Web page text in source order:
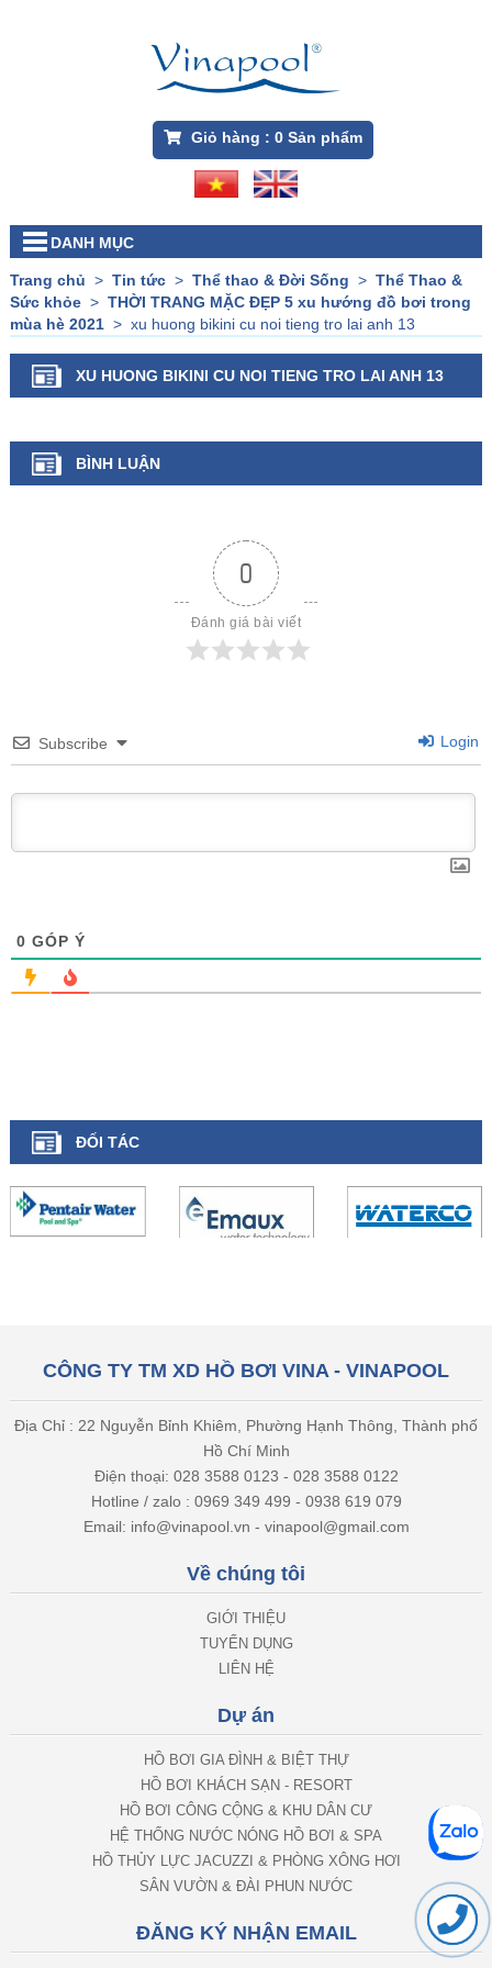
Giỏ hàng : 0Sản phẩm
DANH MỤC
Trang chủ > Tin tức> Thể thao & Đời Sống > Thể Thao &
Sức khỏe> THỜI TRANG MẶC ĐẸP 5 xu hướng đồ bơi trong
mùa hè 2021> xu huong bikini cu noi tieng tro lai anh 13
XU HUONG BIKINI CU NOI TIENG TRO LAI ANH 13
BÌNH LUẬN
0
Đánh giá bài viết
Subscribe Login
0 GÓP Ý
ĐỐI TÁC
CÔNG TY TM XD HỒ BƠI VINA - VINAPOOL
Địa Chỉ : 22 Nguyễn Bỉnh Khiêm, Phường Hạnh Thông, Thành phố
Hồ Chí Minh
Điện thoại: 028 3588 0123 - 028 3588 0122
Hotline / zalo : 0969 349 499 - 0938 619 079
Email: info@vinapool.vn - vinapool@gmail.com
Về chúng tôi
GIỚI THIỆU
TUYỂN DỤNG
LIÊN HỆ
Dự án
HỒ BƠI GIA ĐÌNH & BIỆT THỰ
HỒ BƠI KHÁCH SẠN - RESORT
HỒ BƠI CÔNG CỘNG & KHU DÂN CƯ
HỆ THỐNG NƯỚC NÓNG HỒ BƠI & SPA
HỒ THỦY LỰC JACUZZI & PHÒNG XÔNG HƠI
SÂN VƯỜN & ĐÀI PHUN NƯỚC
ĐĂNG KÝ NHẬN EMAIL